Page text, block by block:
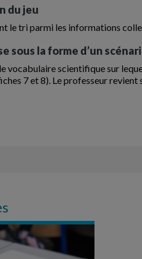
du jeu
le tri parmi les informations
sous la forme d’un
vocabulaire scientifique sur
7 et 8). Le professeur